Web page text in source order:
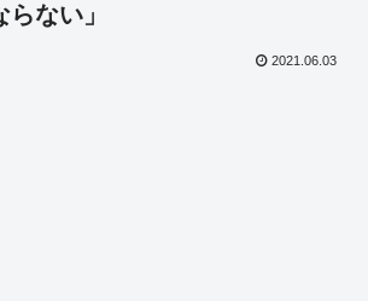
ない」
2021.06.03